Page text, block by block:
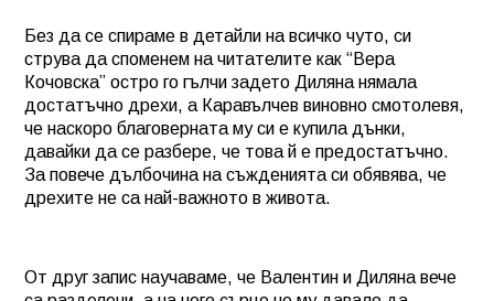
Без да се спираме в детайли на всичко чуто, си
струва да споменем на читателите как “Вера
Кочовска” остро го гълчи задето Диляна нямала
достатъчно дрехи, а Каравълчев виновно смотолевя,
че наскоро благоверната му си е купила дънки,
давайки да се разбере, че това й е предостатъчно.
За повече дълбочина на съжденията си обявява, че
дрехите не са най-важното в живота.
От друг запис научаваме, че Валентин и Диляна вече